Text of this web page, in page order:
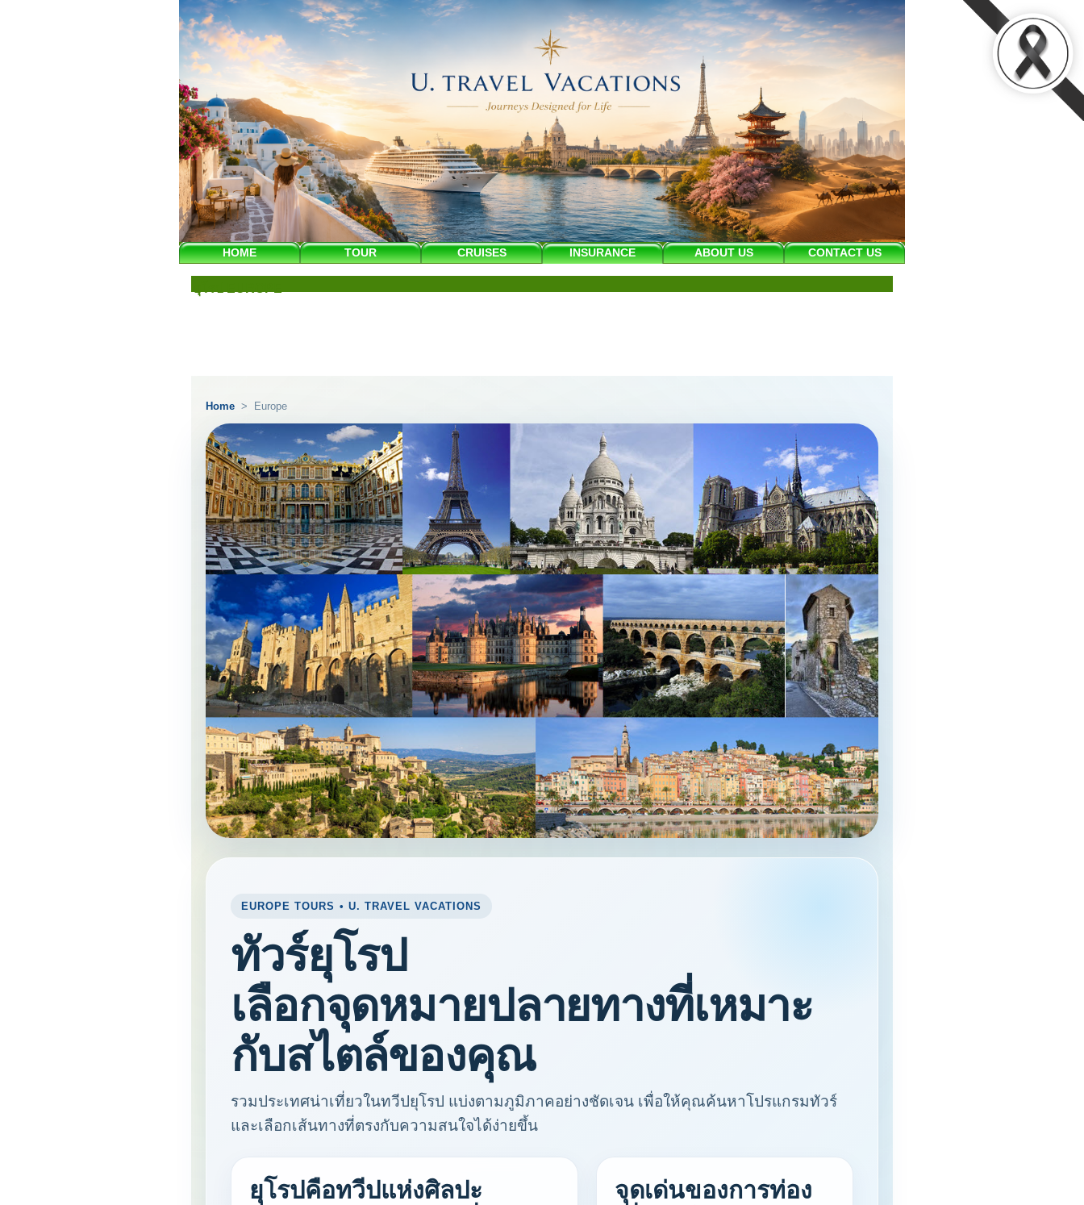
HOME TOUR CRUISES INSURANCE ABOUT US CONTACT US
Home > Europe
EUROPE TOURS • U. TRAVEL VACATIONS
ทัวร์ยุโรป
เลือกจุดหมายปลายทางที่เหมาะ
กับสไตล์ของคุณ
รวมประเทศน่าเที่ยวในทวีปยุโรป แบ่งตามภูมิภาคอย่างชัดเจน เพื่อให้คุณค้นหาโปรแกรมทัวร์
และเลือกเส้นทางที่ตรงกับความสนใจได้ง่ายขึ้น
ยุโรปคือทวีปแห่งศิลปะ
จุดเด่นของการท่อง